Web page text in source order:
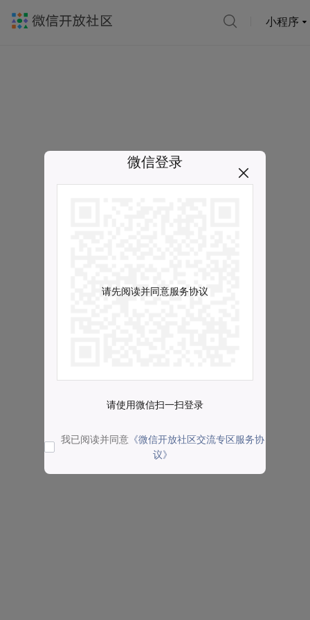
小程序
微信登录
请先阅读并同意服务协议
请使用微信扫一扫登录
我已阅读并同意 《微信开放社区交流专区服务协
议》